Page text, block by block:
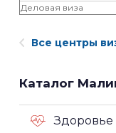
Деловая виза
Все центры
Каталог
Здоровье